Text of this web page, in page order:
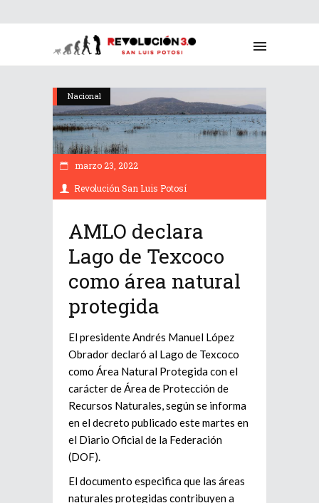
Nacional
marzo 23, 2022
Revolución San Luis Potosí
AMLO declara
Lago de Texcoco
como área natural
protegida
El presidente Andrés Manuel López
Obrador declaró al Lago de Texcoco
como Área Natural Protegida con el
carácter de Área de Protección de
Recursos Naturales, según se informa
en el decreto publicado este martes en
el Diario Oficial de la Federación
(DOF).
El documento especifica que las áreas
naturales protegidas contribuyen a